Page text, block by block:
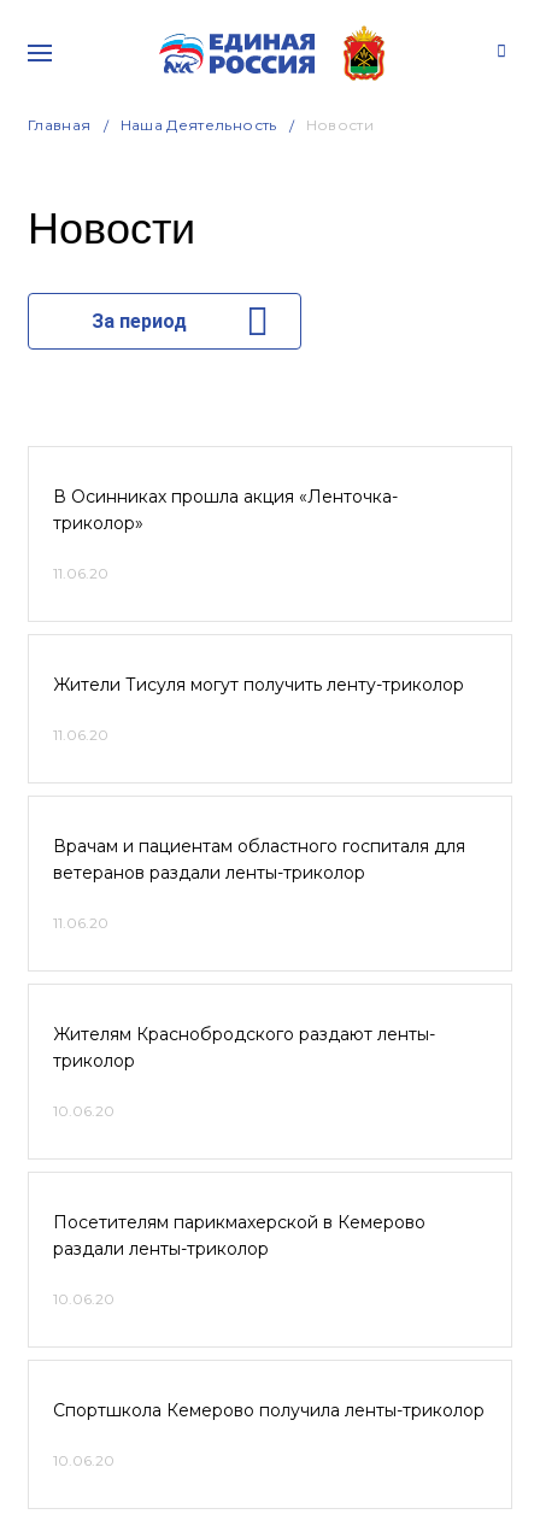
Главная Наша Деятельность Новости
Новости
За период
В Осинниках прошла акция «Ленточка-
триколор»
11.06.20
Жители Тисуля могут получить ленту-триколор
11.06.20
Врачам и пациентам областного госпиталя для
ветеранов раздали ленты-триколор
11.06.20
Жителям Краснобродского раздают ленты-
триколор
10.06.20
Посетителям парикмахерской в Кемерово
раздали ленты-триколор
10.06.20
Спортшкола Кемерово получила ленты-триколор
10.06.20